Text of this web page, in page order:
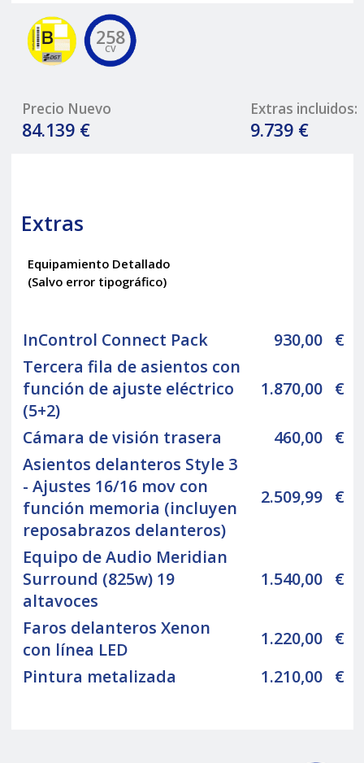
258
CV
Precio Nuevo
84.139 €
Extras incluidos:
9.739 €
Extras
Equipamiento Detallado
(Salvo error tipográfico)
InControl Connect Pack 930,00 €
Tercera fila de asientos con
función de ajuste eléctrico
(5+2)
1.870,00 €
Cámara de visión trasera 460,00 €
Asientos delanteros Style 3
- Ajustes 16/16 mov con
función memoria (incluyen
reposabrazos delanteros)
2.509,99 €
Equipo de Audio Meridian
Surround (825w) 19
altavoces
1.540,00 €
Faros delanteros Xenon
con línea LED
1.220,00 €
Pintura metalizada
1.210,00 €